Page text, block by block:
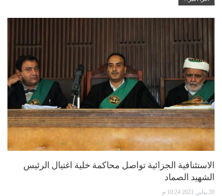
الاستئنافية الجزائية تواصل محاكمة خلية اغتيال الرئيس
الشهيد الصماد
20 يناير, 2021 10:24 م